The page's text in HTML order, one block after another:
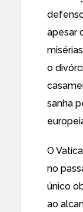
apesar
o
sanha
O
no
único
ao